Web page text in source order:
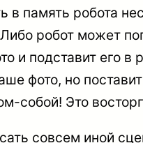
в память робота
робот может
и подставит его
фото, но
собой! Это
совсем иной